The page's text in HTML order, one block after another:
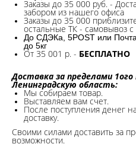
Заказы до 35 000 руб. -
забором из нашего офиса
Заказы до 35 000
остальные ТК - самовывоз
До СДЭКа, 5POST или
до 5кг
От 35 001 р. - БЕСПЛАТНО
Доставка за пределами
Ленинградскую область:
Мы собираем товар.
Выставляем вам счет.
После поступления денег
доставку.
Своими силами доставить за
возможности.​